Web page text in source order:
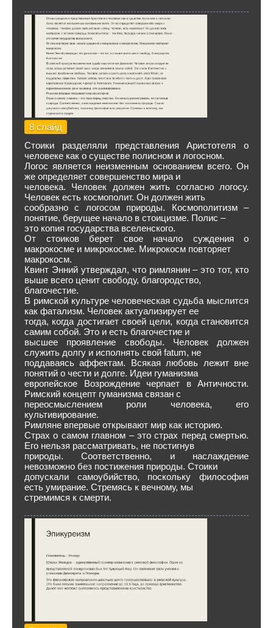
8 слайд
Стоики разделяли представления Аристотеля о
человеке как о существе полисном и логосном.
Логос является неизменным основанием всего. Он
же определяет совершенство мира и
человека. Человек должен жить согласно логосу.
Человек есть космополит. Он должен жить
сообразно с логосом природы. Космополитизм –
понятие, берущее начало в стоицизме. Полис –
это копия государства вселенского.
От стоиков берет свое начало суждения о
макрокосме и микрокосме. Микрокосм повторяет
макрокосм.
Квинт Энний утверждал, что римлянин – это тот, кто
выше всего ценит свободу, благородство,
благочестие.
В римской культуре человеческая судьба мыслится
как фатализм. Человек актуализирует ее
тогда, когда достигает своей цели, когда становится
самим собой. Это и есть благочестие и
высшее проявление свободы. Человек должен
служить долгу и исполнять свой fatum, не
поддаваясь аффектам. Всякая любовь лежит вне
понятий о чести и долге. Идеи гуманизма
европейское Возрождение черпает в Античности.
Римский концепт гуманизма связан с
переосмыслением роли человека, его
культивирование.
Римляне впервые открывают мир как историю.
Страх о самом главном – это страх перед смертью.
Его нельзя рассматривать, не постигнув
природы. Соответственно, и наслаждение
невозможно без постижения природы. Стоики
допускали самоубийство, поскольку философия
есть умирание. Стремясь к вечному, мы
стремимся к смерти.